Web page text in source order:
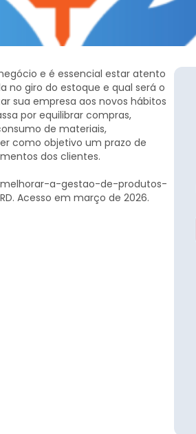
e é essencial estar atento
no giro do estoque e qual será o
sua empresa aos novos hábitos
por equilibrar compras,
de materiais,
como objetivo um prazo de
dos clientes.
a-gestao-de-produtos-
Acesso em março de 2026.